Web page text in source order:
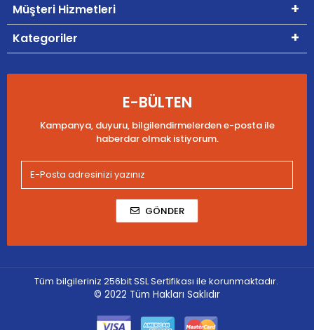
Müşteri Hizmetleri
Kategoriler
E-BÜLTEN
Kampanya, duyuru, bilgilendirmelerden e-posta ile
haberdar olmak istiyorum.
GÖNDER
Tüm bilgileriniz 256bit SSL Sertifikası ile korunmaktadır.
© 2022 Tüm Hakları Saklıdır